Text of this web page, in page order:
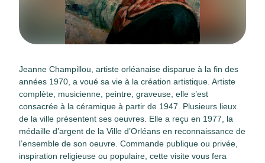
Jeanne Champillou, artiste orléanaise disparue à la fin des
années 1970, a voué sa vie à la création artistique. Artiste
complète, musicienne, peintre, graveuse, elle s’est
consacrée à la céramique à partir de 1947. Plusieurs lieux
de la ville présentent ses oeuvres. Elle a reçu en 1977, la
médaille d’argent de la Ville d’Orléans en reconnaissance de
l’ensemble de son oeuvre. Commande publique ou privée,
inspiration religieuse ou populaire, cette visite vous fera